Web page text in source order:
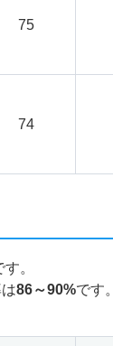
75
74
す。
86～90%です。